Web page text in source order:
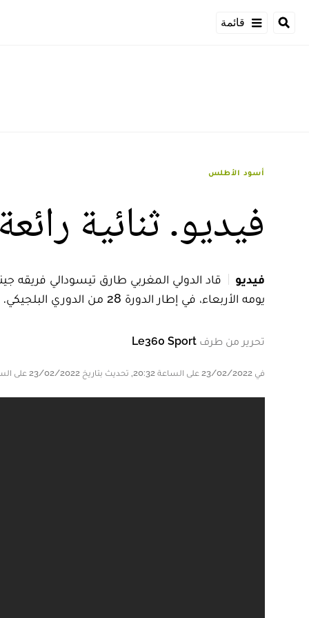
قائمة
أسود الأطلس
فيديو. ثنائية رائعة
فيديو
قاد الدولي المغربي طارق تيسودالي فريقه
يومه الأربعاء، في إطار الدورة 28 من الدوري البلجيكي.
تحرير من طرف Le360 Sport
في 23/02/2022 على الساعة 20:32, تحديث بتاريخ 23/02/2022 على الساعة 22:49